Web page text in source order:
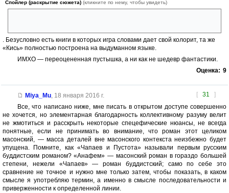
Спойлер (раскрытие сюжета) (кликните по нему, чтобы увидеть)
. Безусловно есть книги в которых игра словами дает свой колорит, та же
«Кись» полностью построена на выдуманном языке.
ИМХО — переоцененная пустышка, а ни как не шедевр фантастики.
Оценка: 9
[ 31 ]
Miya_Mu, 18 января 2016 г.
Все, что написано ниже, мне писать в открытом доступе совершенно
не хочется, но элементарная благодарность коллективному разуму велит
не жмотиться и расскрыть некоторые спецефические нюансы, не всегда
понятные, если не принимать во внимание, что роман этот целиком
масонский, — масса деталей вне масонского контекста неизбежно будет
упущена. Помните, как «Чапаев и Пустота» называли первым русским
буддистским романом? «Анафем» — масонский роман в гораздо большей
степени, нежели «Чапаев» — роман буддистский; само по себе это
сравнение не точное и нужно мне только затем, чтобы показать, в каком
смысле я употребляю термин, а именно в смысле последовательности и
приверженности к определенной линии.